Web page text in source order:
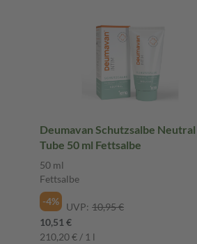
Deumavan Schutzsalbe Neutral
Tube 50 ml Fettsalbe
50 ml
Fettsalbe
-4%
UVP: 10,95 €
10,51 €
210,20 € / 1 l